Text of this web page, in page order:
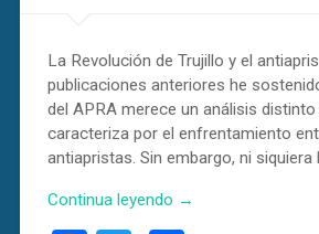
La Revolución de Trujillo y el
publicaciones anteriores he
del APRA merece un análisis distinto
caracteriza por el enfrentamiento
antiapristas. Sin embargo, ni siquiera
Continua leyendo →